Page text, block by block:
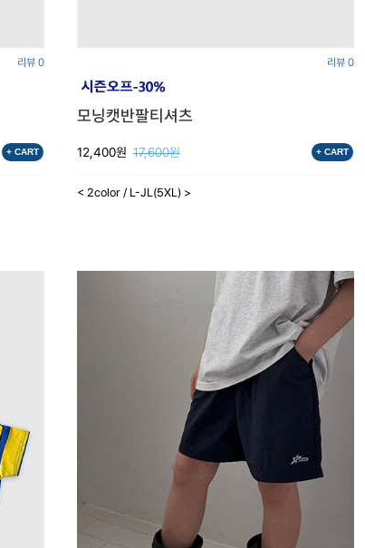
리뷰 0
+ CART
리뷰 0
모닝캣반팔티셔츠
12,400원 17,600원 + CART
< 2color / L-JL(5XL) >